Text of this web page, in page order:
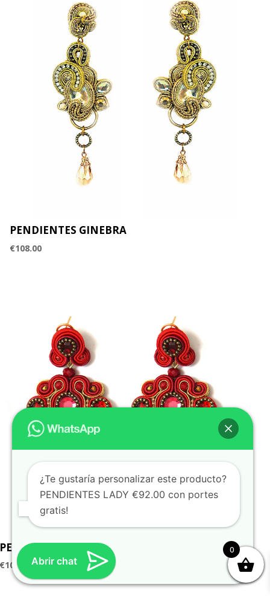
PENDIENTES GINEBRA
€108.00
PENDIENTES ESCARLATA
€105.00
0
¿Te gustaría personalizar este producto?
PENDIENTES LADY €92.00 con portes
gratis!
Abrir chat